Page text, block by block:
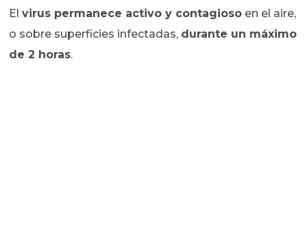
Elvirus permanece activo y contagioso en el aire,
o sobre superficies infectadas, durante un máximo
de 2 horas.